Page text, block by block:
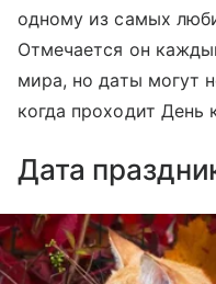
одному из самых
Отмечается он
мира, но даты могут
когда проходит День
Дата